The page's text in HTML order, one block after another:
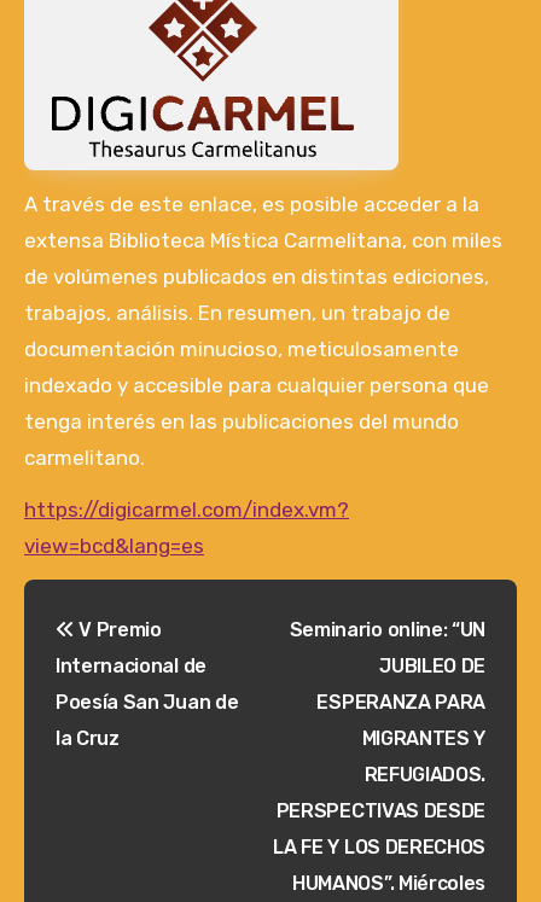
A través de este enlace, es posible acceder a la
extensa Biblioteca Mística Carmelitana, con miles
de volúmenes publicados en distintas ediciones,
trabajos, análisis. En resumen, un trabajo de
documentación minucioso, meticulosamente
indexado y accesible para cualquier persona que
tenga interés en las publicaciones del mundo
carmelitano.
https://digicarmel.com/index.vm?
view=bcd&lang=es
de
entradas
V Premio
Internacional de
Poesía San Juan de
la Cruz
Seminario online: “UN
JUBILEO DE
ESPERANZA PARA
MIGRANTES Y
REFUGIADOS.
PERSPECTIVAS DESDE
LA FE Y LOS DERECHOS
HUMANOS”. Miércoles